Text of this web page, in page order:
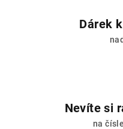
Dárek
Nevíte si
na